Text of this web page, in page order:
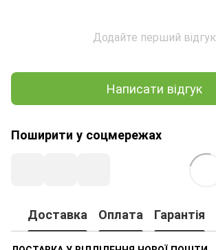
Додайте перший відгук
Написати відгук
Поширити у соцмережах
Доставка Оплата Гарантія